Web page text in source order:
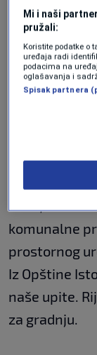
"To je
odnosno
bageri rade,
prijavu
linija. Ljudi
gore se
apartman da
žive", ističe
komunalne
prostornog
Iz Opštine
naše upite.
za gradnju.
Mi i naši
pružali:
Koristite podatke o
uređaja radi
podacima na
oglašavanja i
Spisak partnera